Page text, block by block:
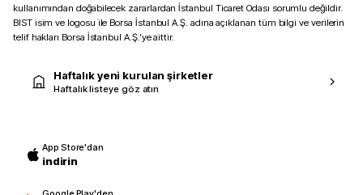
kullanımından doğabilecek zararlardan İstanbul Ticaret Odası sorumlu değildir.
BIST isim ve logosu ile Borsa İstanbul A.Ş. adına açıklanan tüm bilgi ve verilerin
telif hakları Borsa İstanbul A.Ş.’ye aittir.
Haftalık yeni kurulan şirketler
Haftalık listeye göz atın
App Store'dan
indirin